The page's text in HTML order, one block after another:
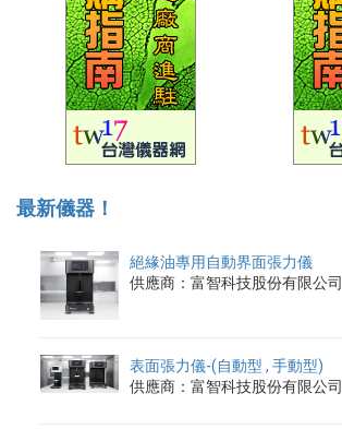
最新儀器！
絕緣油專用自動界面張力儀
供應商：富智科技股份有限公司
表面張力儀-(自動型 , 手動型)
供應商：富智科技股份有限公司